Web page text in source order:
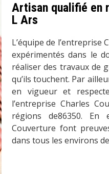
Artisan qualifié en
L Ars
L’équipe de
expérimentés dans le
réaliser des travaux de
qu’ils touchent. Par
en vigueur et
l’entreprise Charles
régions de86350. En
Couverture font
dans tous les environs